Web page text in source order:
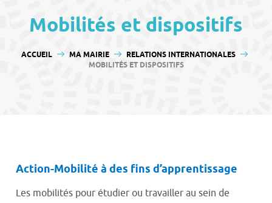
Mobilités et dispositifs
VOUS ÊTES ICI :
ACCUEIL MA MAIRIE
RELATIONS INTERNATIONALES
MOBILITÉS ET DISPOSITIFS
Action-Mobilité à des fins d’apprentissage
Les mobilités pour étudier ou travailler au sein de